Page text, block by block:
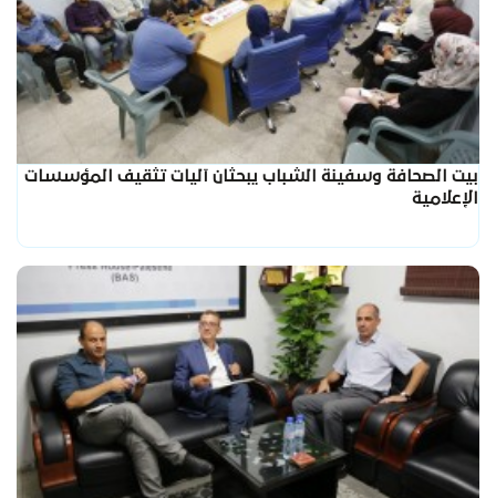
بيت الصحافة وسفينة الشباب يبحثان آليات تثقيف المؤسسات
الإعلامية